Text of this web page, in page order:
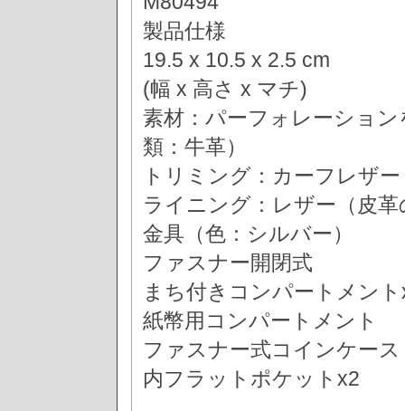
製品仕様
19.5 x 10.5 x 2.5 cm
(幅 x 高さ x マチ)
素材：パーフォレーショ
類：牛革）
トリミング：カーフレザ
ライニング：レザー（皮
金具（色：シルバー）
ファスナー開閉式
まち付きコンパートメン
紙幣用コンパートメント
ファスナー式コインケース
内フラットポケットx2